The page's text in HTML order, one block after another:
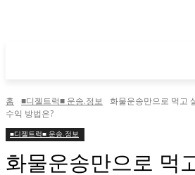
홈 ■디젤트럭■ 운송.정보
화물운송만으로 먹고
수익 방법은?
■디젤트럭■ 운송.정보
화물운송만으로 먹